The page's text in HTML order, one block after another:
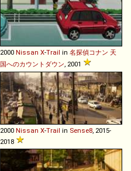
2000 Nissan X-Trail in 名探偵コナン 天
国へのカウントダウン, 2001
2000 Nissan X-Trail in Sense8, 2015-
2018